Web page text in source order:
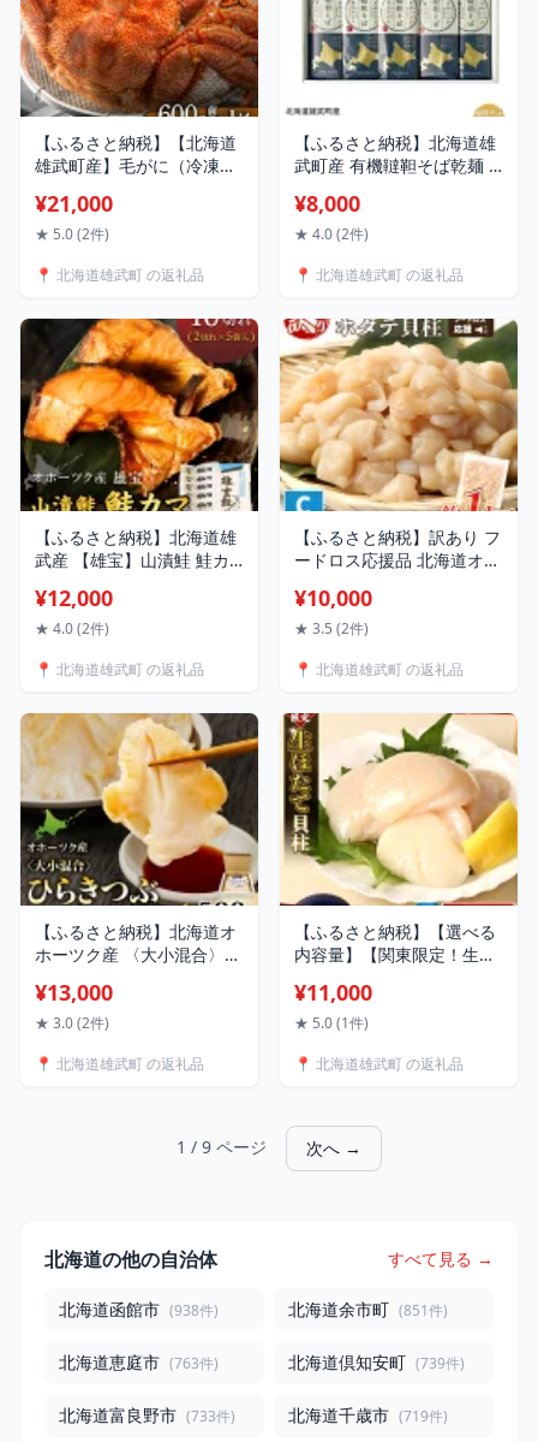
【ふるさと納税】【北海道
雄武町産】毛がに（冷凍）
オホーツク 毛がに 毛ガニ
毛蟹 蟹 カニ 600g 1尾 かに
厚 海産物 海産 海鮮 魚介 冷
武町【1240702】
¥21,000
★ 5.0 (2件)
📍 北海道雄武町 の返礼品
【ふるさと納税】北海道雄
武町産 有機韃靼そば乾麺 |
1kg 計5束 有機JAS認証 農
薬不使用 有機栽培 満天き
ば 細麺 ルチン豊富 低脂質
門 お取り寄せ 北海道 雄武
町 雄武【04102】
¥8,000
★ 4.0 (2件)
📍 北海道雄武町 の返礼品
【ふるさと納税】北海道雄
武産 【雄宝】山漬鮭 鮭カ
産 鮭 鮭カマ 秋鮭 雄宝 冷凍
10切 ブランド鮭 ふるさと
雄武【1221001】
¥12,000
★ 4.0 (2件)
📍 北海道雄武町 の返礼品
【ふるさと納税】訳あり フ
ードロス応援品 北海道オホ
レーク | 訳あり ほたて小分
け 帆立 ホタテ 貝柱 ほたて
ス おつまみ 酒の肴 お取
【03235】
¥10,000
★ 3.5 (2件)
📍 北海道雄武町 の返礼品
【ふるさと納税】北海道オ
ホーツク産 〈大小混合〉ひ
冷凍 | つぶ ツブ つぶ貝 貝
魚介類 海鮮 刺身 さしみ 生
菜 お取り寄せ 北海道 雄武
¥13,000
★ 3.0 (2件)
📍 北海道雄武町 の返礼品
【ふるさと納税】【選べる
内容量】【関東限定！生ほ
雄武産 生玉ほたて塩水パッ
ク（冷蔵）｜関東限定 生ホ
て 生 冷蔵 塩水パック 塩水
協同組合 北海道 雄武町
¥11,000
★ 5.0 (1件)
📍 北海道雄武町 の返礼品
1 / 9 ページ 次へ →
北海道の他の自治体 すべて見る →
北海道函館市 (938件) 北海道余市町 (851件)
北海道恵庭市 (763件) 北海道倶知安町 (739件)
北海道富良野市 (733件) 北海道千歳市 (719件)